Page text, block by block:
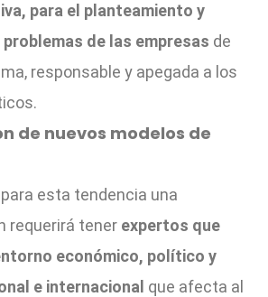
para el planteamiento y
de las empresas de
responsable y apegada a los
de nuevos modelos de
esta tendencia una
requerirá tener expertos que
económico, político y
e internacional que afecta al